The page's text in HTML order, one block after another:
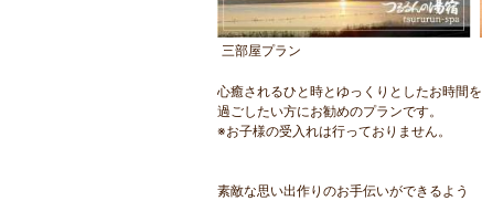
三部屋プラン
心癒されるひと時とゆっくりとしたお時間を
過ごしたい方にお勧めのプランです。
※お子様の受入れは行っておりません。
素敵な思い出作りのお手伝いができるよう